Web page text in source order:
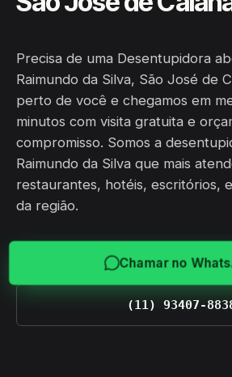
Precisa de uma Desentupidora
Raimundo da Silva, São José de
perto de você e chegamos em
minutos com visita gratuita e
compromisso. Somos a
Raimundo da Silva que mais
restaurantes, hotéis, escritórios,
da região.
Chamar no
(11) 93407-